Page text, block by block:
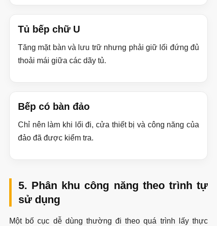
Tủ bếp chữ U
Tăng mặt bàn và lưu trữ nhưng phải giữ lối đứng đủ
thoải mái giữa các dãy tủ.
Bếp có bàn đảo
Chỉ nên làm khi lối đi, cửa thiết bị và công năng của
đảo đã được kiểm tra.
5. Phân khu công năng theo trình tự
sử dụng
Một bố cục dễ dùng thường đi theo quá trình lấy thực